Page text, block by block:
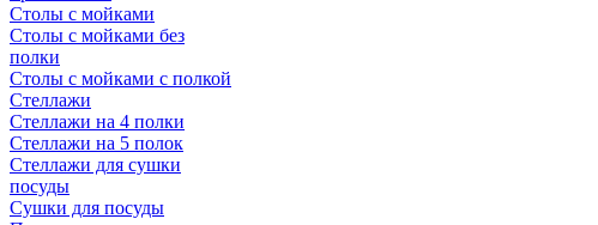
Столы с мойками
Столы с мойками без
полки
Столы с мойками с полкой
Стеллажи
Стеллажи на 4 полки
Стеллажи на 5 полок
Стеллажи для сушки
посуды
Сушки для посуды